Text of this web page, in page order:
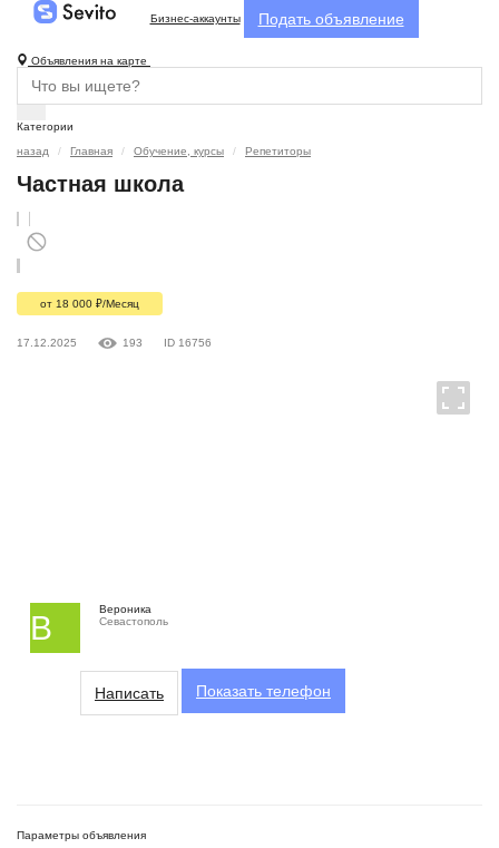
Бизнес-аккаунты Подать объявление
Объявления на карте
Категории
назад
Главная Обучение, курсы Репетиторы
Частная школа
от 18 000 ₽/Месяц
17.12.2025 193 ID 16756
В
Вероника
Севастополь
Написать Показать телефон
Параметры объявления